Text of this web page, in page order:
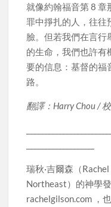
就像約翰福音第 8
罪中掙扎的人，往往
臉。但若我們在言行
的生命，我們也許有
要的信息：基督的
路。
翻譯：Harry Chou /
瑞秋·吉爾森（
Northeast）的神學
rachelgilson.com ，